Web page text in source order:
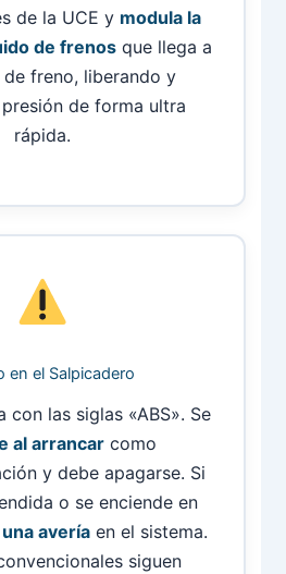
de la UCE y modula la
de frenos que llega a
freno, liberando y
de forma ultra
rápida.
en el Salpicadero
con las siglas «ABS». Se
al arrancarcomo
y debe apagarse. Si
o se enciende en
avería en el sistema.
siguen